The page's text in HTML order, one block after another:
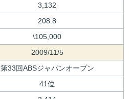
3,132
208.8
\105,000
2009/11/5
第33回ABSジャパンオープン
41位